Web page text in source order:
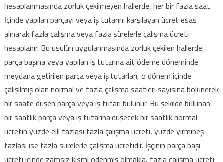
hesaplanmasında zorluk çekilmeyen hallerde, her bir fazla saat
İçinde yapılan parçayı veya iş tutarını karşılayan ücret esas
alınarak fazla çalışma veya fazla sürelerle çalışma ücreti
hesaplanır. Bu usulün uygulanmasında zorluk çekilen hallerde,
parça başına veya yapılan iş tutarına ait ödeme döneminde
meydana getirilen parça veya iş tutarları, o dönem içinde
çalışılmış olan normal ve fazla çalışma saatleri sayısına bölünerek
bir saate düşen parça veya iş tutarı bulunur. Bu şekilde bulunan
bir saatlik parça veya iş tutarına düşecek bir saatlik normal
ücretin yüzde elli fazlası fazla çalışma ücreti, yüzde yirmibeş
fazlası ise fazla sürelerle çalışma ücretidir. İşçinin parça başı
ücreti içinde zamsız kısmı ödenmiş olmakla, fazla çalışma ücreti